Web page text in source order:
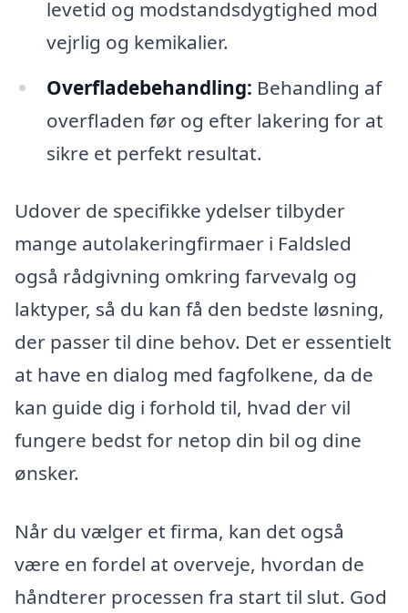
levetid og modstandsdygtighed mod
vejrlig og kemikalier.
Overfladebehandling: Behandling af
overfladen før og efter lakering for at
sikre et perfekt resultat.
Udover de specifikke ydelser tilbyder
mange autolakeringfirmaer i Faldsled
også rådgivning omkring farvevalg og
laktyper, så du kan få den bedste løsning,
der passer til dine behov. Det er essentielt
at have en dialog med fagfolkene, da de
kan guide dig i forhold til, hvad der vil
fungere bedst for netop din bil og dine
ønsker.
Når du vælger et firma, kan det også
være en fordel at overveje, hvordan de
håndterer processen fra start til slut. God